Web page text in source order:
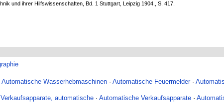
und ihrer Hilfswissenschaften, Bd. 1 Stuttgart, Leipzig 1904., S. 417.
Automatische Wasserhebmaschinen ·Automatische Feuermelder·
Verkaufsapparate, automatische ·Automatische Verkaufsapparate ·